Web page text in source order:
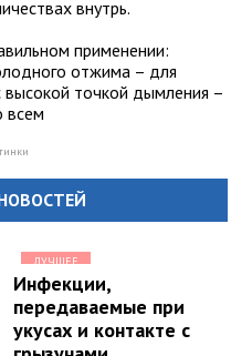
внутрь.
применении:
отжима – для
высокой точкой дымления –
всем
ЛУЧШЕЕ
Инфекции,
передаваемые при
укусах и контакте с